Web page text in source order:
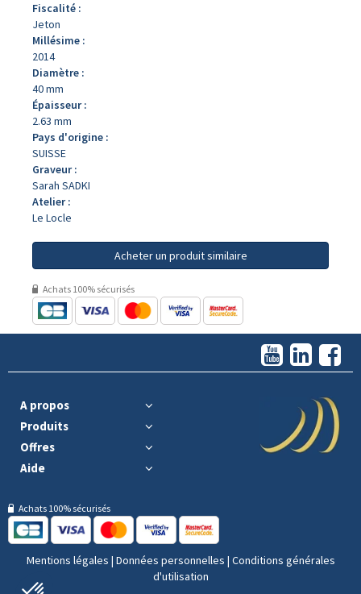
Fiscalité :
Jeton
Millésime :
2014
Diamètre :
40 mm
Épaisseur :
2.63 mm
Pays d'origine :
SUISSE
Graveur :
Sarah SADKI
Atelier :
Le Locle
Acheter un produit similaire
Achats 100% sécurisés
A propos
Produits
Offres
Aide
Achats 100% sécurisés
Mentions légales | Données personnelles | Conditions générales
d'utilisation